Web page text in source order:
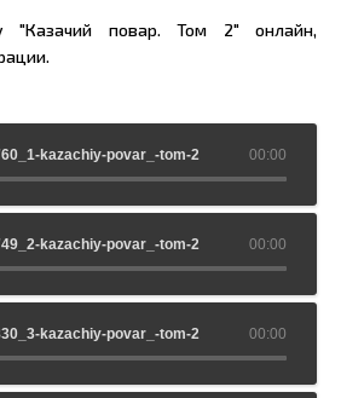
"Казачий повар. Том 2" онлайн,
00:00
kazachiy-povar_-tom-2
00:00
kazachiy-povar_-tom-2
00:00
kazachiy-povar_-tom-2